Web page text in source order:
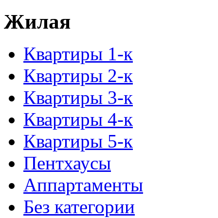
Жилая
Квартиры 1-к
Квартиры 2-к
Квартиры 3-к
Квартиры 4-к
Квартиры 5-к
Пентхаусы
Аппартаменты
Без категории